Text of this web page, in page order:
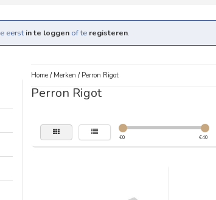
eerst in te loggen of te registeren.
Home/ Merken / Perron Rigot
Perron Rigot
€0 €40